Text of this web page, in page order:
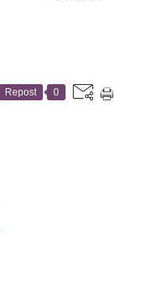
Repost 0